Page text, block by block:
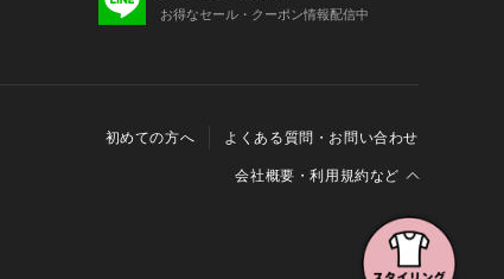
お得なセール・クーポン情報配信中
初めての方へ よくある質問・お問い合わせ
会社概要・利用規約など
特定商取引に関する法律に基づく表示
Cookieおよびアクセスログについて